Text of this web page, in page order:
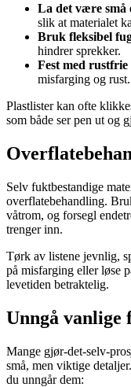
La det være små
slik at materialet
Bruk fleksibel
hindrer sprekker.
Fest med
misfarging og rust.
Plastlister kan ofte
som både ser pen ut og
Selv fuktbestandige
overflatebehandling.
våtrom, og forsegl
trenger inn.
Tørk av listene jevnlig,
på misfarging eller løse
levetiden betraktelig.
Unngå vanlige
Mange gjør-det-selv-
små, men viktige
du unngår dem: